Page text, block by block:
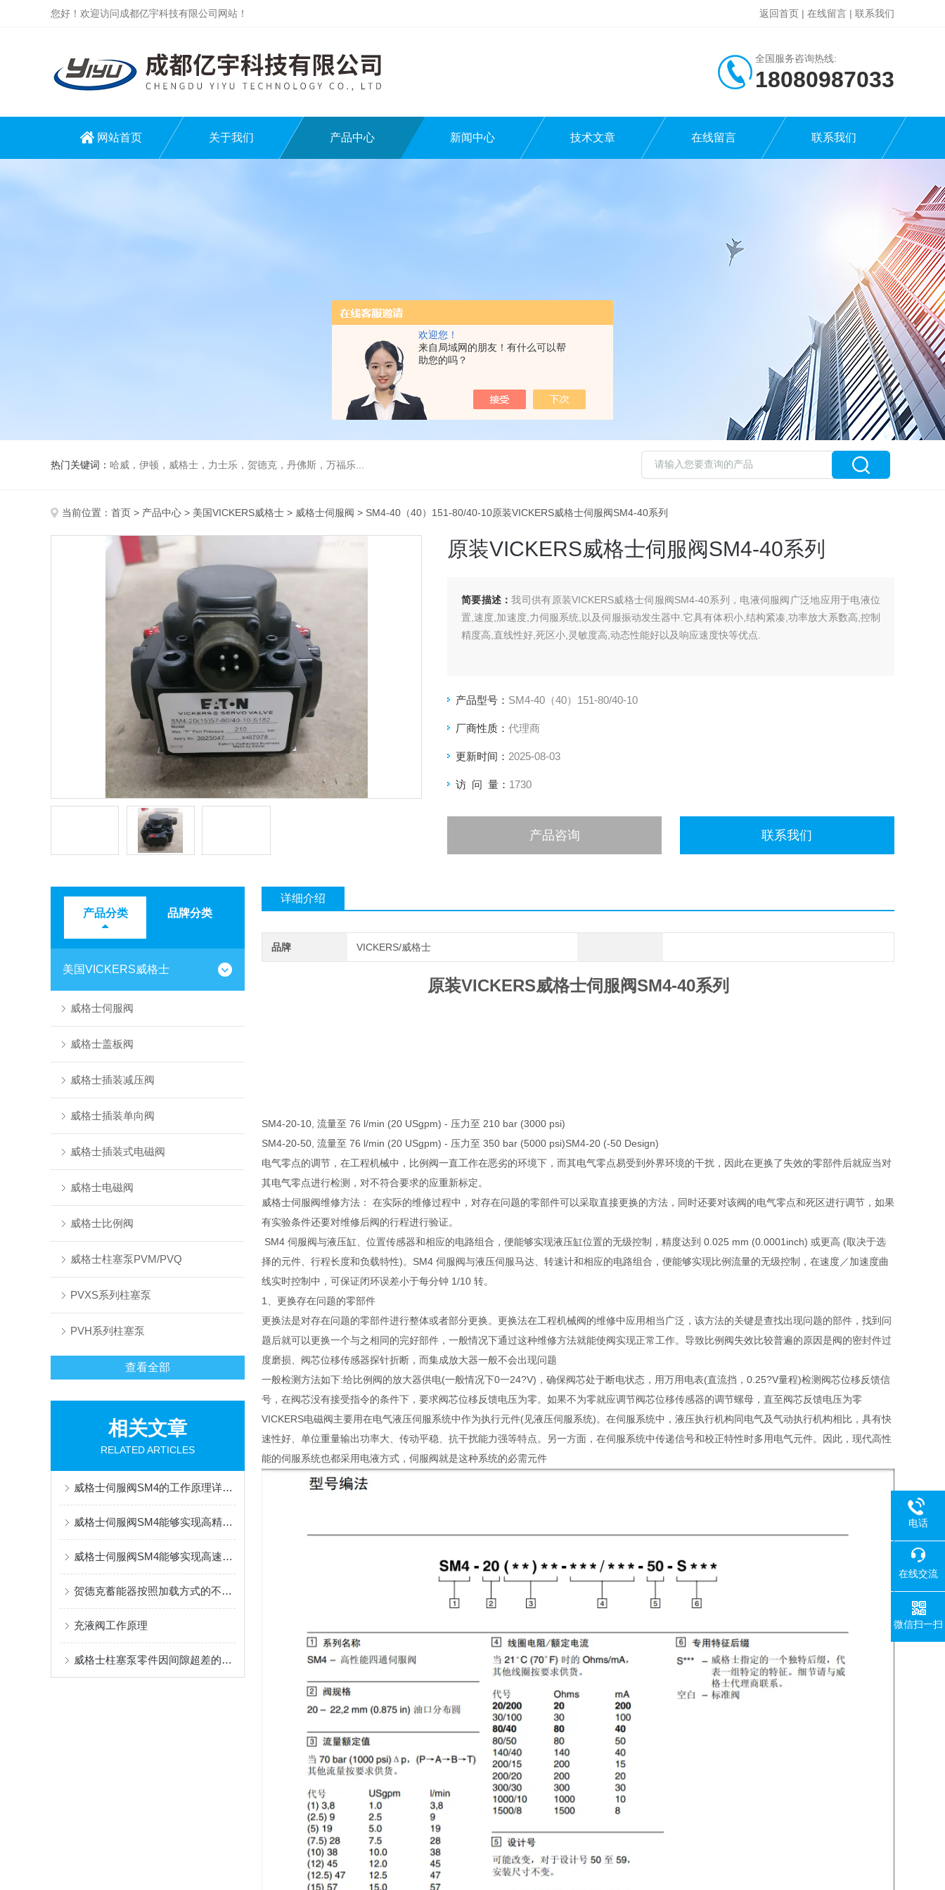
欢迎您！
来自局域网的朋友！有什么可以帮
助您的吗？
您好！欢迎访问成都亿宇科技有限公司网站！ 返回首页 | 在线留言 | 联系我们
全国服务咨询热线:
18080987033
网站首页 关于我们 产品中心 新闻中心 技术文章 在线留言 联系我们
热门关键词： 哈威，伊顿，威格士，力士乐，贺德克，丹佛斯，万福乐...
当前位置： 首页 > 产品中心 > 美国VICKERS威格士 > 威格士伺服阀 > SM4-40（40）151-80/40-10原装VICKERS威格士伺服阀SM4-40系列
原装VICKERS威格士伺服阀SM4-40系列
简要描述：我司供有原装VICKERS威格士伺服阀SM4-40系列，电液伺服阀广泛地应用于电液位
置,速度,加速度,力伺服系统,以及伺服振动发生器中.它具有体积小,结构紧凑,功率放大系数高,控制
精度高,直线性好,死区小,灵敏度高,动态性能好以及响应速度快等优点.
产品型号： SM4-40（40）151-80/40-10
厂商性质： 代理商
更新时间： 2025-08-03
访 问 量： 1730
产品咨询 联系我们
产品分类 品牌分类
美国VICKERS威格士
威格士伺服阀
威格士盖板阀
威格士插装减压阀
威格士插装单向阀
威格士插装式电磁阀
威格士电磁阀
威格士比例阀
威格士柱塞泵PVM/PVQ
PVXS系列柱塞泵
PVH系列柱塞泵
查看全部
相关文章
RELATED ARTICLES
威格士伺服阀SM4的工作原理详细分析
威格士伺服阀SM4能够实现高精度的运动控制
威格士伺服阀SM4能够实现高速、准确的运动控制
贺德克蓄能器按照加载方式的不同可以分为哪几类呢？
充液阀工作原理
威格士柱塞泵零件因间隙超差的解决方法
详细介绍
品牌 VICKERS/威格士
原装VICKERS威格士伺服阀SM4-40系列
SM4-20-10, 流量至 76 l/min (20 USgpm) - 压力至 210 bar (3000 psi)
SM4-20-50, 流量至 76 l/min (20 USgpm) - 压力至 350 bar (5000 psi)SM4-20 (-50 Design)
电气零点的调节，在工程机械中，比例阀一直工作在恶劣的环境下，而其电气零点易受到外界环境的干扰，因此在更换了失效的零部件后就应当对
其电气零点进行检测，对不符合要求的应重新标定。
威格士伺服阀维修方法： 在实际的维修过程中，对存在问题的零部件可以采取直接更换的方法，同时还要对该阀的电气零点和死区进行调节，如果
有实验条件还要对维修后阀的行程进行验证。
SM4 伺服阀与液压缸、位置传感器和相应的电路组合，便能够实现液压缸位置的无级控制，精度达到 0.025 mm (0.0001inch) 或更高 (取决于选
择的元件、行程长度和负载特性)。SM4 伺服阀与液压伺服马达、转速计和相应的电路组合，便能够实现比例流量的无级控制，在速度／加速度曲
线实时控制中，可保证闭环误差小于每分钟 1/10 转。
1、更换存在问题的零部件
更换法是对存在问题的零部件进行整体或者部分更换。更换法在工程机械阀的维修中应用相当广泛，该方法的关键是查找出现问题的部件，找到问
题后就可以更换一个与之相同的完好部件，一般情况下通过这种维修方法就能使阀实现正常工作。导致比例阀失效比较普遍的原因是阀的密封件过
度磨损、阀芯位移传感器探针折断，而集成放大器一般不会出现问题
一般检测方法如下:给比例阀的放大器供电(一般情况下0一24?V)，确保阀芯处于断电状态，用万用电表(直流挡，0.25?V量程)检测阀芯位移反馈信
号，在阀芯没有接受指令的条件下，要求阀芯位移反馈电压为零。如果不为零就应调节阀芯位移传感器的调节螺母，直至阀芯反馈电压为零
VICKERS电磁阀主要用在电气液压伺服系统中作为执行元件(见液压伺服系统)。在伺服系统中，液压执行机构同电气及气动执行机构相比，具有快
速性好、单位重量输出功率大、传动平稳、抗干扰能力强等特点。另一方面，在伺服系统中传递信号和校正特性时多用电气元件。因此，现代高性
能的伺服系统也都采用电液方式，伺服阀就是这种系统的必需元件
电话
在线交流
微信扫一扫